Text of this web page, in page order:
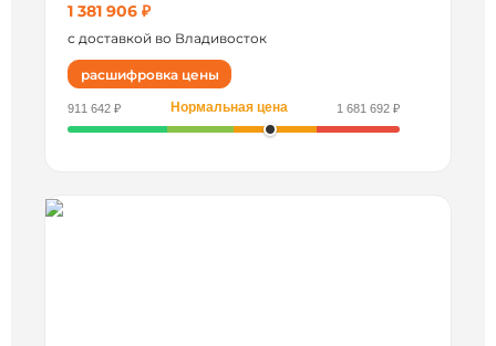
1 381 906 ₽
с доставкой во Владивосток
расшифровка цены
911 642 ₽ Нормальная цена 1 681 692 ₽